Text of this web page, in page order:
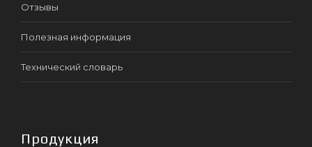
Отзывы
Полезная информация
Технический словарь
Продукция